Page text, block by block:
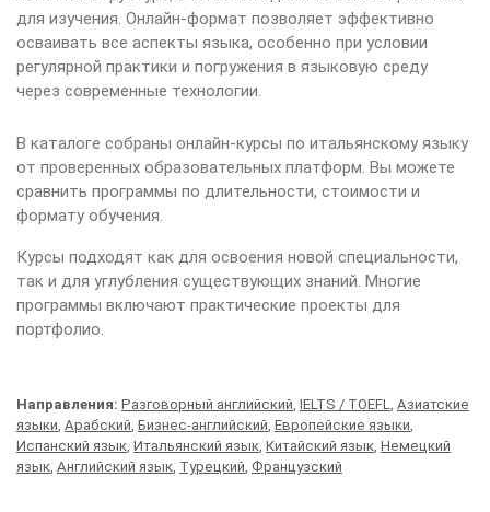
для изучения. Онлайн-формат позволяет эффективно
осваивать все аспекты языка, особенно при условии
регулярной практики и погружения в языковую среду
через современные технологии.
В каталоге собраны онлайн-курсы по итальянскому языку
от проверенных образовательных платформ. Вы можете
сравнить программы по длительности, стоимости и
формату обучения.
Курсы подходят как для освоения новой специальности,
так и для углубления существующих знаний. Многие
программы включают практические проекты для
портфолио.
Направления: Разговорный английский IELTS / TOEFL
Азиатские
языки Арабский Бизнес-английский Европейские языки
Испанский язык Итальянский язык Китайский язык Немецкий
язык Английский язык Турецкий Французский